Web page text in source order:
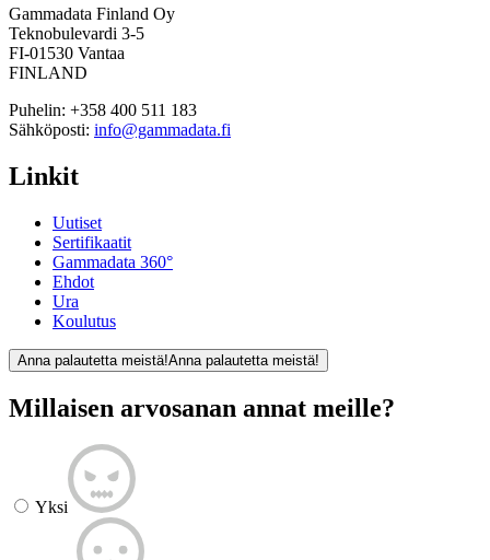
Gammadata Finland Oy
Teknobulevardi 3-5
FI-01530 Vantaa
FINLAND
Puhelin: +358 400 511 183
Sähköposti: info@gammadata.fi
Linkit
Uutiset
Sertifikaatit
Gammadata 360°
Ehdot
Ura
Koulutus
Anna palautetta meistä!Anna palautetta meistä!
Millaisen arvosanan annat meille?
Yksi